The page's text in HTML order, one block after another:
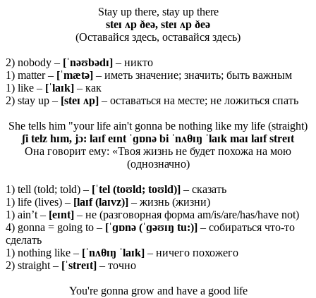
Stay up there, stay up there
steɪ ʌp ðeə, steɪ ʌp ðeə
(Оставайся здесь, оставайся здесь)
2) nobody – [ˈnəʊbədɪ] – никто
1) matter – [ˈmætə] – иметь значение; значить; быть важным
1) like – [ˈlaɪk] – как
2) stay up – [steɪ ʌp] – оставаться на месте; не ложиться спать
She tells him "your life ain't gonna be nothing like my life (straight)
ʃi telz hɪm, jɔ: laɪf eɪnt ˈɡɒnə bi ˈnʌθɪŋ ˈlaɪk maɪ laɪf streɪt
Она говорит ему: «Твоя жизнь не будет похожа на мою
(однозначно)
1) tell (told; told) – [ˈtel (toʊld; toʊld)] – сказать
1) life (lives) – [laɪf (laɪvz)] – жизнь (жизни)
1) ain’t – [eɪnt] – не (разговорная форма am/is/are/has/have not)
4) gonna = going to – [ˈɡɒnə (ˈɡəʊɪŋ tu:)] – собираться что-то
сделать
1) nothing like – [ˈnʌθɪŋ ˈlaɪk] – ничего похожего
2) straight – [ˈstreɪt] – точно
You're gonna grow and have a good life